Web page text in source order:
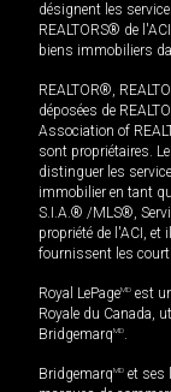
désignent les
REALTORS® de
biens immobiliers
REALTOR®,
déposées de
Association of
sont propriétaires.
distinguer les
immobilier en tant
S.I.A.® /MLS®,
propriété de l'ACI,
fournissent les
Royal LePageMD est
Royale du Canada,
BridgemarqMD.
BridgemarqMD et ses